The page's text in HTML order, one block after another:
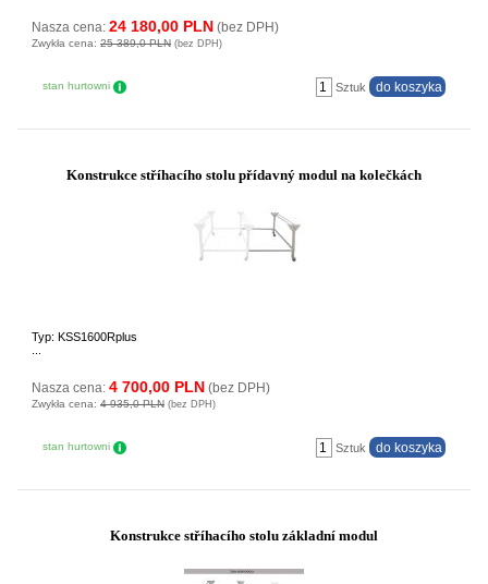
Nasza cena: 24 180,00 PLN (bez DPH)
Zwykła cena: 25 389,0 PLN (bez DPH)
stan hurtowni Sztuk
Konstrukce stříhacího stolu přídavný modul na kolečkách
Typ: KSS1600Rplus
Nasza cena: 4 700,00 PLN (bez DPH)
Zwykła cena: 4 935,0 PLN (bez DPH)
stan hurtowni Sztuk
Konstrukce stříhacího stolu základní modul